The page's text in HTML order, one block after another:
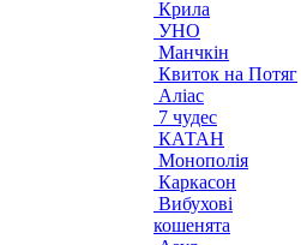
Крила
УНО
Манчкін
Квиток на Потяг
Аліас
7 чудес
КАТАН
Монополія
Каркасон
Вибухові
кошенята